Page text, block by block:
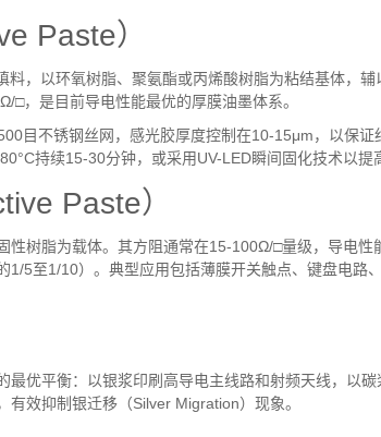
Paste）
料，以环氧树脂、聚氨酯或丙烯酸树脂为粘结基体，辅
□，是目前导电性能最优的厚膜油墨体系。
目不锈钢丝网，感光胶厚度控制在10-15μm，以保证
持续15-30分钟，或采用UV-LED瞬间固化技术以提
Paste）
性树脂为载体。其方阻通常在15-100Ω/□量级，导电性
1/5至1/10）。典型应用包括薄膜开关触点、键盘电路
优平衡：以银浆印刷高导电主线路和射频天线，以
有效抑制银迁移（Silver Migration）现象。